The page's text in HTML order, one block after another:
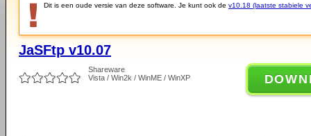
Dit is een oude versie van deze software. Je kunt ook de v10.18 (laatste stabiele
JaSFtp v10.07
Shareware
Vista / Win2k / WinME / WinXP